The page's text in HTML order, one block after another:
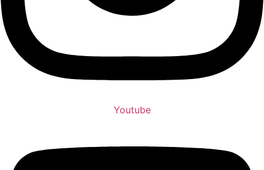
Youtube